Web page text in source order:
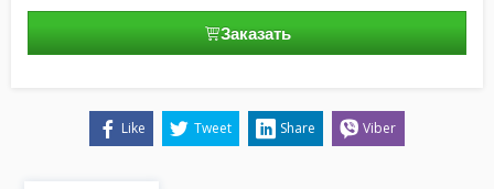
Заказать
Like Tweet Share Viber